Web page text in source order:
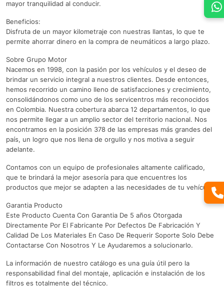
mayor tranquilidad al conducir.
Beneficios:
Disfruta de un mayor kilometraje con nuestras llantas, lo que te
permite ahorrar dinero en la compra de neumáticos a largo plazo.
Sobre Grupo Motor
Nacemos en 1998, con la pasión por los vehículos y el deseo de
brindar un servicio integral a nuestros clientes. Desde entonces,
hemos recorrido un camino lleno de satisfacciones y crecimiento,
consolidándonos como uno de los servicentros más reconocidos
en Colombia. Nuestra cobertura abarca 12 departamentos, lo que
nos permite llegar a un amplio sector del territorio nacional. Nos
encontramos en la posición 378 de las empresas más grandes del
país, un logro que nos llena de orgullo y nos motiva a seguir
adelante.
Contamos con un equipo de profesionales altamente calificado,
que te brindará la mejor asesoría para que encuentres los
productos que mejor se adapten a las necesidades de tu vehículo.
Garantia Producto
Este Producto Cuenta Con Garantia De 5 años Otorgada
Directamente Por El Fabricante Por Defectos De Fabricación Y
Calidad De Los Materiales En Caso De Requerir Soporte Solo Debe
Contactarse Con Nosotros Y Le Ayudaremos a solucionarlo.
La información de nuestro catálogo es una guía útil pero la
responsabilidad final del montaje, aplicación e instalación de los
filtros es totalmente del técnico.